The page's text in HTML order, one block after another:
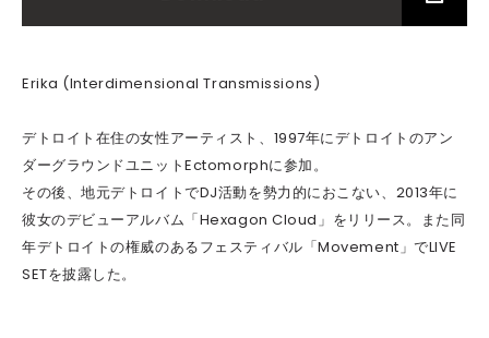
Erika (Interdimensional Transmissions)
デトロイト在住の女性アーティスト、1997年にデトロイトのアン
ダーグラウンドユニットEctomorphに参加。
その後、地元デトロイトでDJ活動を勢力的におこない、2013年に
彼女のデビューアルバム「Hexagon Cloud」をリリース。また同
年デトロイトの権威のあるフェスティバル「Movement」でLIVE
SETを披露した。